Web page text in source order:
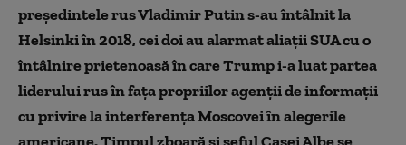
preşedintele rus Vladimir Putin s-au întâlnit la
Helsinki în 2018, cei doi au alarmat aliaţii SUA cu o
întâlnire prietenoasă în care Trump i-a luat partea
liderului rus în faţa propriilor agenţii de informaţii
cu privire la interferenţa Moscovei în alegerile